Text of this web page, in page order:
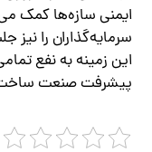
ایمنی سازه‌ها کمک
سرمایه‌گذاران را نیز
این زمینه به نفع
پیشرفت صنعت